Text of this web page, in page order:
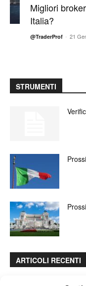
Migliori
Italia?
@TraderProf - 21
STRUMENTI
ARTICOLI RECENTI